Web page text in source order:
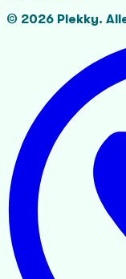
© 2026 Plekky.